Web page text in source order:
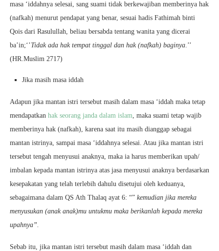
masa ‘iddahnya selesai, sang suami tidak berkewajiban memberinya hak
(nafkah) menurut pendapat yang benar, sesuai hadis Fathimah binti
Qois dari Rasulullah, beliau bersabda tentang wanita yang dicerai
ba’in;‘’Tidak ada hak tempat tinggal dan hak (nafkah) baginya.’’
(HR.Muslim 2717)
Jika masih masa iddah
Adapun jika mantan istri tersebut masih dalam masa ‘iddah maka tetap
mendapatkan hak seorang janda dalam islam, maka suami tetap wajib
memberinya hak (nafkah), karena saat itu masih dianggap sebagai
mantan istrinya, sampai masa ‘iddahnya selesai. Atau jika mantan istri
tersebut tengah menyusui anaknya, maka ia harus memberikan upah/
imbalan kepada mantan istrinya atas jasa menyusui anaknya berdasarkan
kesepakatan yang telah terlebih dahulu disetujui oleh keduanya,
sebagaimana dalam QS Ath Thalaq ayat 6: “” kemudian jika mereka
menyusukan (anak anak)mu untukmu maka berikanlah kepada mereka
upahnya”.
Sebab itu, jika mantan istri tersebut masih dalam masa ‘iddah dan